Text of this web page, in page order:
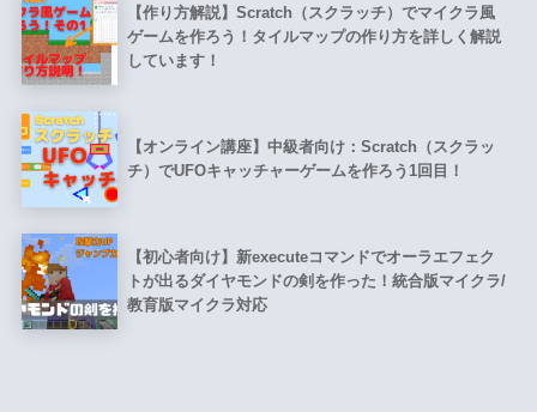
【作り方解説】Scratch（スクラッチ）でマイクラ風
ゲームを作ろう！タイルマップの作り方を詳しく解説
しています！
【オンライン講座】中級者向け：Scratch（スクラッ
チ）でUFOキャッチャーゲームを作ろう1回目！
【初心者向け】新executeコマンドでオーラエフェク
トが出るダイヤモンドの剣を作った！統合版マイクラ/
教育版マイクラ対応